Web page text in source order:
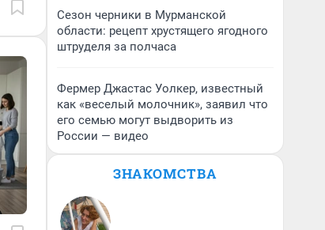
Сезон черники в Мурманской
области: рецепт хрустящего ягодного
штруделя за полчаса
Фермер Джастас Уолкер, известный
как «веселый молочник», заявил что
его семью могут выдворить из
России — видео
ЗНАКОМСТВА